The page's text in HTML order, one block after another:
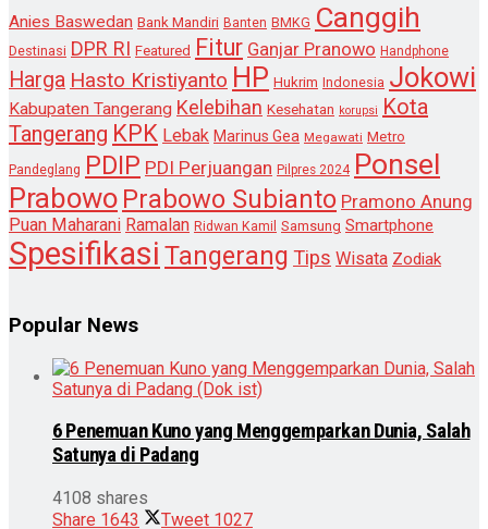
Anies Baswedan Bank Mandiri Banten BMKG Canggih
Destinasi DPR RI Featured Fitur Ganjar Pranowo Handphone
Harga Hasto Kristiyanto HP Hukrim Indonesia Jokowi
Kabupaten Tangerang Kelebihan Kesehatan korupsi Kota
Tangerang KPK Lebak Marinus Gea Megawati Metro
Pandeglang PDIP PDI Perjuangan Pilpres 2024 Ponsel
Prabowo Prabowo Subianto Pramono Anung
Puan Maharani Ramalan Ridwan Kamil Samsung Smartphone
Spesifikasi Tangerang Tips Wisata Zodiak
Popular News
6 Penemuan Kuno yang Menggemparkan Dunia, Salah
Satunya di Padang
4108 shares
Share 1643 Tweet 1027